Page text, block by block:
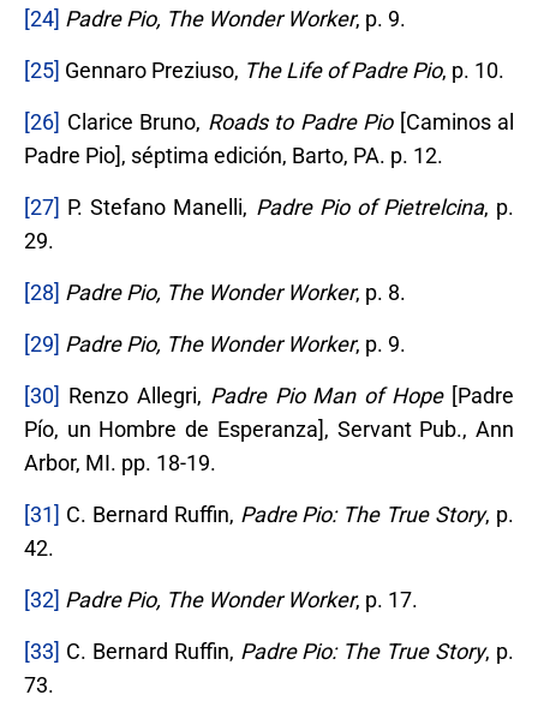
[24] Padre Pio, The Wonder Worker, p. 9.
[25] Gennaro Preziuso, The Life of Padre Pio, p. 10.
[26] Clarice Bruno, Roads to Padre Pio [Caminos al
Padre Pio], séptima edición, Barto, PA. p. 12.
[27] P. Stefano Manelli, Padre Pio of Pietrelcina, p.
29.
[28] Padre Pio, The Wonder Worker, p. 8.
[29] Padre Pio, The Wonder Worker, p. 9.
[30] Renzo Allegri, Padre Pio Man of Hope[Padre
Pío, un Hombre de Esperanza], Servant Pub., Ann
Arbor, MI. pp. 18-19.
[31] C. Bernard Ruffin, Padre Pio: The True Story, p.
42.
[32] Padre Pio, The Wonder Worker, p. 17.
[33] C. Bernard Ruffin, Padre Pio: The True Story, p.
73.